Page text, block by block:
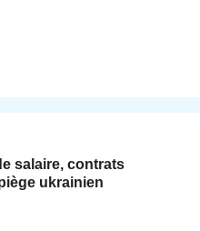
salaire, contrats
ukrainien